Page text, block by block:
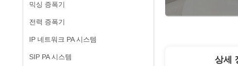
믹싱 증폭기
전력 증폭기
IP 네트워크 PA 시스템
SIP PA 시스템 상세